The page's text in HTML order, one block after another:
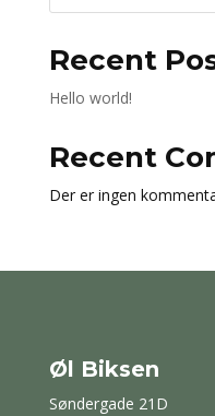
Recent
Hello world!
Recent
Der er ingen
Øl Biksen
Søndergade 21D